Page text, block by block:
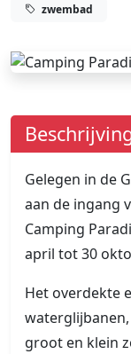
zwembad
Gelegen in de
aan de ingang
Camping
april tot 30
Het overdekte
groot en klein